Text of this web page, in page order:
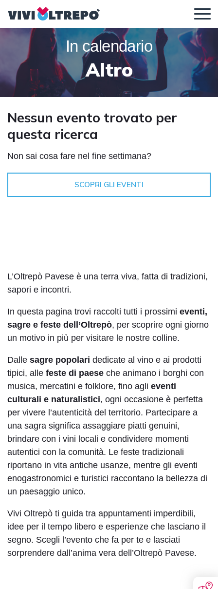
In calendario
Altro
Nessun evento trovato per
questa ricerca
Non sai cosa fare nel fine settimana?
SCOPRI GLI EVENTI
L’Oltrepò Pavese è una terra viva, fatta di tradizioni,
sapori e incontri.
In questa pagina trovi raccolti tutti i prossimi eventi,
sagre e feste dell’Oltrepò, per scoprire ogni giorno
un motivo in più per visitare le nostre colline.
Dalle sagre popolari dedicate al vino e ai prodotti
tipici, alle feste di paese che animano i borghi con
musica, mercatini e folklore, fino agli eventi
culturali e naturalistici, ogni occasione è perfetta
per vivere l’autenticità del territorio. Partecipare a
una sagra significa assaggiare piatti genuini,
brindare con i vini locali e condividere momenti
autentici con la comunità. Le feste tradizionali
riportano in vita antiche usanze, mentre gli eventi
enogastronomici e turistici raccontano la bellezza di
un paesaggio unico.
Vivi Oltrepò ti guida tra appuntamenti imperdibili,
idee per il tempo libero e esperienze che lasciano il
segno. Scegli l’evento che fa per te e lasciati
sorprendere dall’anima vera dell’Oltrepò Pavese.
Regolazione dei contenuti
contenuto
del carattere
linea
Spaziatura tra
Carattere
Inverti i colori
Contrasto
scuro
Contrasto
chiaro
Bassa
luminosità
Alta luminosità
Basso
contrasto
Alto contrasto
Bassa
saturazione
Alta
saturazione
Monocromatico
Nascondi le